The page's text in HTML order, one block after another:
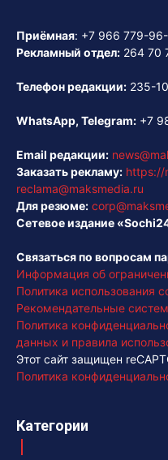
Приёмная: +7 966 779-
Рекламный отдел: 264 70
Телефон редакции: 235-
WhatsApp, Telegram: +7
Email редакции:
Заказать рекламу: https://
reclama@maksmedia.ru
Для резюме:
Сетевое издание
Связаться по вопросам
Информация об
Политика использования
Рекомендательные
Политика
данных и правила
Этот сайт защищен
Политика
Категории